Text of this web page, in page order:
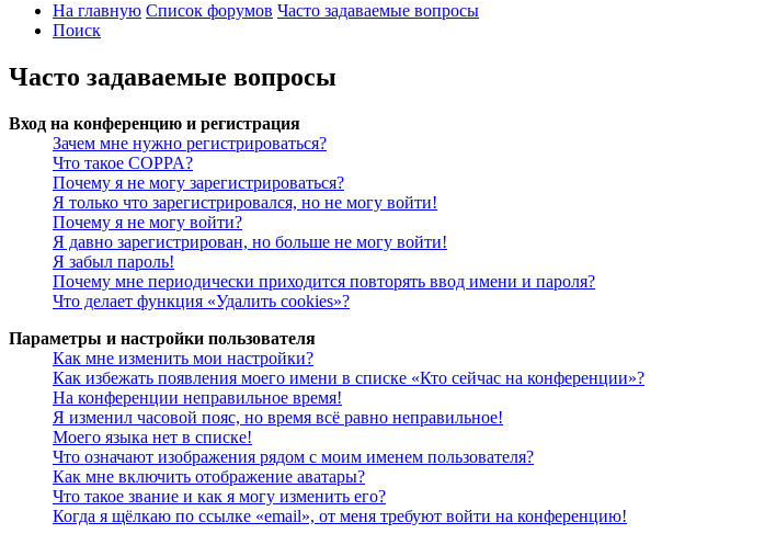
На главную Список форумов Часто задаваемые вопросы
Поиск
Часто задаваемые вопросы
Вход на конференцию и регистрация
Зачем мне нужно регистрироваться?
Что такое COPPA?
Почему я не могу зарегистрироваться?
Я только что зарегистрировался, но не могу войти!
Почему я не могу войти?
Я давно зарегистрирован, но больше не могу войти!
Я забыл пароль!
Почему мне периодически приходится повторять ввод имени и пароля?
Что делает функция «Удалить cookies»?
Параметры и настройки пользователя
Как мне изменить мои настройки?
Как избежать появления моего имени в списке «Кто сейчас на конференции»?
На конференции неправильное время!
Я изменил часовой пояс, но время всё равно неправильное!
Моего языка нет в списке!
Что означают изображения рядом с моим именем пользователя?
Как мне включить отображение аватары?
Что такое звание и как я могу изменить его?
Когда я щёлкаю по ссылке «email», от меня требуют войти на конференцию!